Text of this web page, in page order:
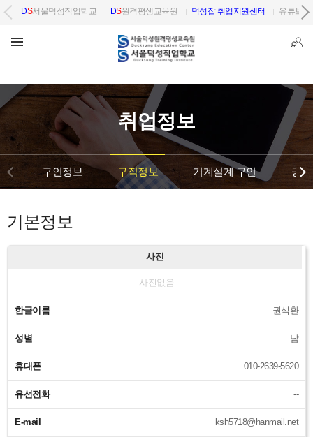
DS서울덕성직업학교 DS원격평생교육원 덕성잡 취업지원센터 유튜브
취업정보
구인정보 구직정보 기계설계 구인 공
기본정보
사진
사진없음
한글이름 권석환
성별 남
휴대폰 010-2639-5620
유선전화 --
E-mail ksh5718@hanmail.net